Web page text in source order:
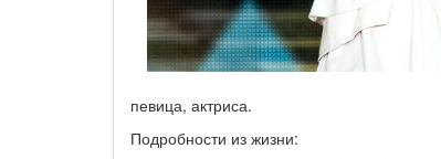
певица, актриса.
Подробности из жизни: